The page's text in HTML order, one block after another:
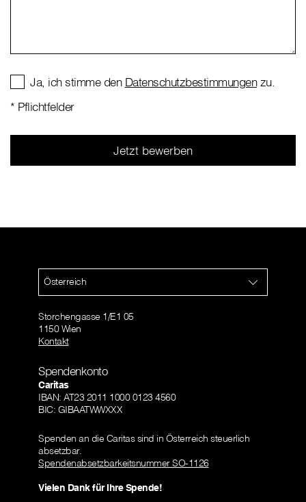
Ja, ich stimme den Datenschutzbestimmungenzu.
* Pflichtfelder
Österreich
Storchengasse 1/E1 05
1150 Wien
Kontakt
Spendenkonto
Caritas
IBAN: AT23 2011 1000 0123 4560
BIC: GIBAATWWXXX
Spenden an die Caritas sind in Österreich steuerlich
absetzbar.
Spendenabsetzbarkeitsnummer SO-1126
Vielen Dank für Ihre Spende!